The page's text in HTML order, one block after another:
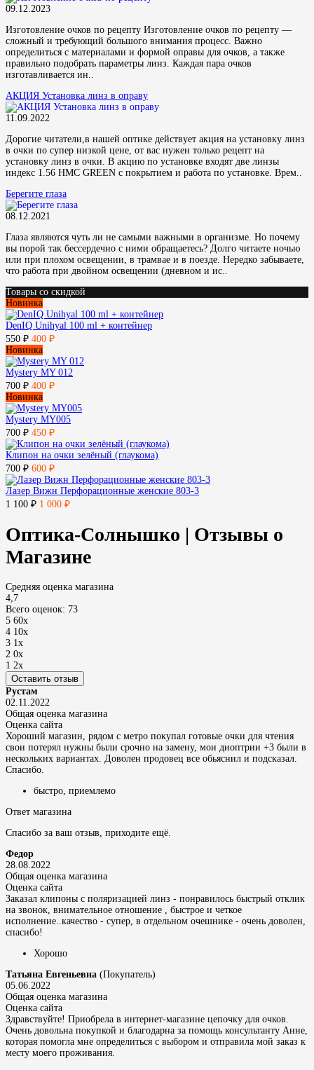
09.12.2023
Изготовление очков по рецепту Изготовление очков по рецепту —
сложный и требующий большого внимания процесс. Важно
определиться с материалами и формой оправы для очков, а также
правильно подобрать параметры линз. Каждая пара очков
изготавливается ин..
АКЦИЯ Установка линз в оправу
11.09.2022
Дорогие читатели,в нашей оптике действует акция на установку линз
в очки по супер низкой цене, от вас нужен только рецепт на
установку линз в очки. В акцию по установке входят две линзы
индекс 1.56 HMC GREEN с покрытием и работа по установке. Врем..
Берегите глаза
08.12.2021
Глаза являются чуть ли не самыми важными в организме. Но почему
вы порой так бессердечно с ними обращаетесь? Долго читаете ночью
или при плохом освещении, в трамвае и в поезде. Нередко забываете,
что работа при двойном освещении (дневном и ис..
Товары со скидкой
Новинка
DenIQ Unihyal 100 ml + контейнер
550 ₽ 400 ₽
Новинка
Mystery MY 012
700 ₽ 400 ₽
Новинка
Mystery MY005
700 ₽ 450 ₽
Клипон на очки зелёный (глаукома)
700 ₽ 600 ₽
Лазер Вижн Перфорационные женские 803-3
1 100 ₽ 1 000 ₽
Оптика-Солнышко | Отзывы о
Магазине
Средняя оценка магазина
4,7
Всего оценок: 73
5 60x
4 10x
3 1x
2 0x
1 2x
Оставить отзыв
Рустам
02.11.2022
Общая оценка магазина
Оценка сайта
Хороший магазин, рядом с метро покупал готовые очки для чтения
свои потерял нужны были срочно на замену, мои диоптрии +3 были в
нескольких вариантах. Доволен продовец все обьяснил и подсказал.
Спасибо.
быстро, приемлемо
Ответ магазина
Спасибо за ваш отзыв, приходите ещё.
Федор
28.08.2022
Общая оценка магазина
Оценка сайта
Заказал клипоны с поляризацией линз - понравилось быстрый отклик
на звонок, внимательное отношение , быстрое и четкое
исполнение..качество - супер, в отдельном очешнике - очень доволен,
спасибо!
Хорошо
Татьяна Евгеньевна (Покупатель)
05.06.2022
Общая оценка магазина
Оценка сайта
Здравствуйте! Приобрела в интернет-магазине цепочку для очков.
Очень довольна покупкой и благодарна за помощь консультанту Анне,
которая помогла мне определиться с выбором и отправила мой заказ к
месту моего проживания.